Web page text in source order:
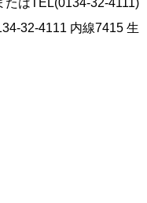
32-4111 内線7415 生